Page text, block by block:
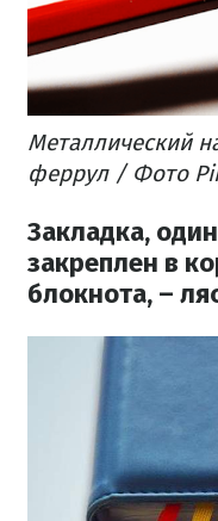
Металлический
феррул / Фото
Закладка,
закреплен в
блокнота, –